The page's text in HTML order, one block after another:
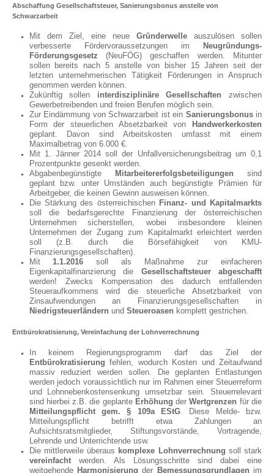
Abschaffung Gesellschaftsteuer, Sanierungsbonus anstelle von
Schwarzarbeit
Mit dem Ziel, eine neue Gründerwelleauszulösen sollen
verbesserte Fördervoraussetzungen im
Neugründungs-
Förderungsgesetz (NeuFÖG) geschaffen werden. Mitunter
sollen bereits nach 5 anstelle von bisher 15 Jahren seit der
letzten unternehmerischen Tätigkeit Förderungen in Anspruch
genommen werden können.
Zukünftig sollen interdisziplinäre Gesellschaften zwischen
Gewerbetreibenden und freien Berufen möglich sein.
Zur Eindämmung von Schwarzarbeit ist ein Sanierungsbonusin
Form der steuerlichen Absetzbarkeit von
Handwerkerkosten
geplant. Davon sind Arbeitskosten umfasst mit einem
Maximalbetrag von 6.000 €.
Mit 1. Jänner 2014 soll der Unfallversicherungsbeitrag um 0,1
Prozentpunkte gesenkt werden.
Abgabenbegünstigte
Mitarbeitererfolgsbeteiligungen sind
geplant bzw. unter Umständen auch begünstigte Prämien für
Arbeitgeber, die keinen Gewinn ausweisen können.
Die Stärkung des österreichischen Finanz- und Kapitalmarkts
soll die bedarfsgerechte Finanzierung der österreichischen
Unternehmen sicherstellen, wobei insbesondere kleinen
Unternehmen der Zugang zum Kapitalmarkt erleichtert werden
soll (z.B. durch die Börsefähigkeit von KMU-
Finanzierungsgesellschaften).
Mit1.1.2016 soll als Maßnahme zur einfacheren
Eigenkapitalfinanzierung die Gesellschaftsteuer
abgeschafft
werden! Zwecks Kompensation des dadurch entfallenden
Steueraufkommens wird die steuerliche Absetzbarkeit von
Zinsaufwendungen an Finanzierungsgesellschaften in
Niedrigsteuerländern und Steueroasen komplett gestrichen.
Entbürokratisierung, Vereinfachung der Lohnverrechnung
In keinem Regierungsprogramm darf das Ziel der
Entbürokratisierung fehlen, wodurch Kosten und Zeitaufwand
massiv reduziert werden sollen. Die geplanten Entlastungen
werden jedoch voraussichtlich nur im Rahmen einer Steuerreform
und Lohnnebenkostensenkung umsetzbar sein. Steuerrelevant
sind hierbei z.B. die geplante Erhöhung derWertgrenzen für die
Mitteilungspflicht gem. § 109a EStG. Diese Melde- bzw.
Mitteilungspflicht betrifft etwa Zahlungen an
Aufsichtsratsmitglieder, Stiftungsvorstände, Vortragende,
Lehrende und Unterrichtende usw.
Die mittlerweile überaus komplexe Lohnverrechnung soll stark
vereinfachtwerden. Als Lösungsschritte sind dabei eine
weitgehende Harmonisierung der Bemessungsgrundlagen im